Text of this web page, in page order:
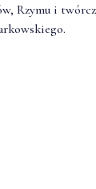
Rzymu i